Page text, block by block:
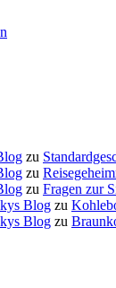
zu
zu
zu Fragen zur
Blog zu
Blog zu